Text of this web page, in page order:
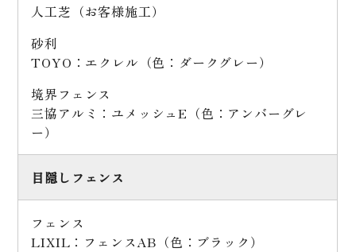
人工芝（お客様施工）
砂利
TOYO：エクレル（色：ダークグレー）
境界フェンス
三協アルミ：ユメッシュE（色：アンバーグレ
ー）
目隠しフェンス
フェンス
LIXIL：フェンスAB（色：ブラック）